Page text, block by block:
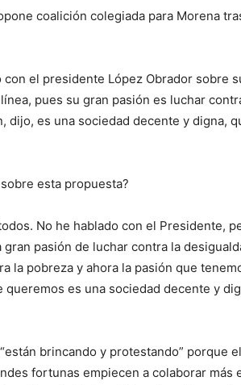
coalición colegiada para Morena
con el presidente López Obrador sobre
pues su gran pasión es luchar
dijo, es una sociedad decente y digna,
esta propuesta?
No he hablado con el Presidente,
pasión de luchar contra la
la pobreza y ahora la pasión que
queremos es una sociedad decente y
brincando y protestando” porque
fortunas empiecen a colaborar más